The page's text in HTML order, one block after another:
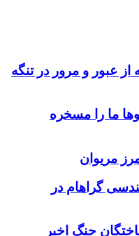
از عبور و مرور در تنگه
ما را مسخره
مریوان
گراهام در
جنگ اخیر